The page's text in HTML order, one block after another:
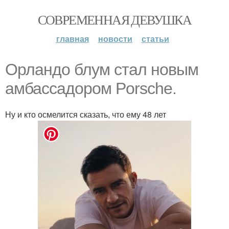
СОВРЕМЕННАЯ ДЕВУШКА
главная новости статьи
Орландо блум стал новым
амбассадором Porsche.
Ну и кто осмелится сказать, что ему 48 лет